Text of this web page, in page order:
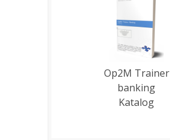
Op2M Trainer
banking
Katalog